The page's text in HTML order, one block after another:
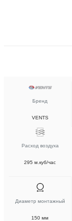
Бренд
VENTS
Расход воздуха
295 м.куб/час
Диаметр монтажный
150 мм